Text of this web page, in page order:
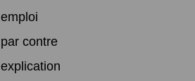
emploi
par contre
explication